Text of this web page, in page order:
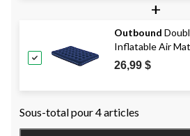
+
Outbound
Inflatable Air
Flocked Top &
26,99 $
Sous-total pour 4 articles